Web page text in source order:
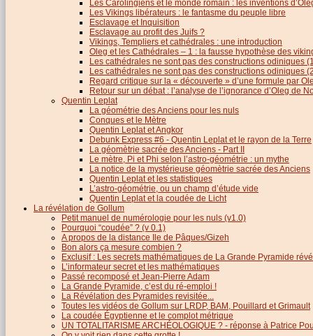
Les Carolingiens et le monde romain : les inventions
Les Vikings libérateurs : le fantasme du peuple libre
Esclavage et Inquisition
Esclavage au profit des Juifs ?
Vikings, Templiers et cathédrales : une introduction
Oleg et les Cathédrales – 1 : la fausse hypothèse des
Les cathédrales ne sont pas des constructions odiniques
Les cathédrales ne sont pas des constructions odiniques
Regard critique sur la « découverte » d’une formule par
Retour sur un débat : l’analyse de l’ignorance d’Oleg de
Quentin Leplat
La géométrie des Anciens pour les nuls
Conques et le Mètre
Quentin Leplat et Angkor
Debunk Express #6 - Quentin Leplat et le rayon de la Terre
La géomètrie sacrée des Anciens - Part II
Le mètre, Pi et Phi selon l’astro-géométrie : un mythe
La notice de la mystérieuse géomètrie sacrée des Anciens
Quentin Leplat et les statistiques
L’astro-géométrie, ou un champ d’étude vide
Quentin Leplat et la coudée de Licht
La révélation de Gollum
Petit manuel de numérologie pour les nuls (v1.0)
Pourquoi “coudée” ? (v 0.1)
A propos de la distance Ile de Pâques/Gizeh
Bon alors ça mesure combien ?
Exclusif : Les secrets mathématiques de La Grande Pyramide
L’informateur secret et les mathématiques
Passé recomposé et Jean-Pierre Adam
La Grande Pyramide, c’est du ré-emploi !
La Révélation des Pyramides revisitée...
Toutes les vidéos de Gollum sur LRDP, BAM, Pouillard et Grimault
La coudée Égyptienne et le complot métrique
UN TOTALITARISME ARCHÉOLOGIQUE ? - réponse à Patrice